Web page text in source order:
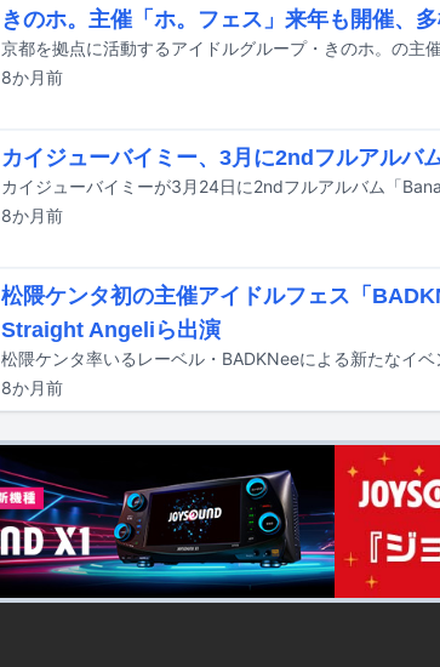
きのホ。主催「ホ。フェス」来年も開催、
8か月前
カイジューバイミー、3月に2ndフルアルバ
カイジューバイミーが3月24日に2ndフルアルバム「
8か月前
松隈ケンタ初の主催アイドルフェス「
Straight Angeliら出演
8か月前